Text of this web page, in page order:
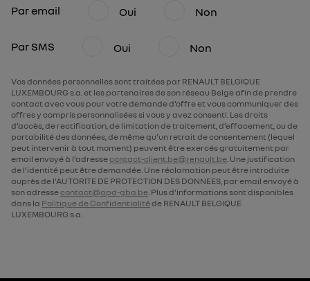
Par email Oui Non
Par SMS Oui Non
Vos données personnelles sont traitées par RENAULT BELGIQUE
LUXEMBOURG s.a. et les partenaires de son réseau Belge afin de prendre
contact avec vous pour votre demande d’offre et vous communiquer des
offres y compris personnalisées si vous y avez consenti. Les droits
d’accès, de rectification, de limitation de traitement, d’effacement, ou de
portabilité des données, de même qu’un retrait de consentement (lequel
peut intervenir à tout moment) peuvent être exercés gratuitement par
email envoyé à l’adresse contact-client.be@renault.be. Une justification
de l’identité peut être demandée. Une réclamation peut être introduite
auprès de l’AUTORITE DE PROTECTION DES DONNEES, par email envoyé à
son adresse contact@apd-gba.be. Plus d’informations sont disponibles
dans la Politique de Confidentialitéde RENAULT BELGIQUE
LUXEMBOURG s.a.